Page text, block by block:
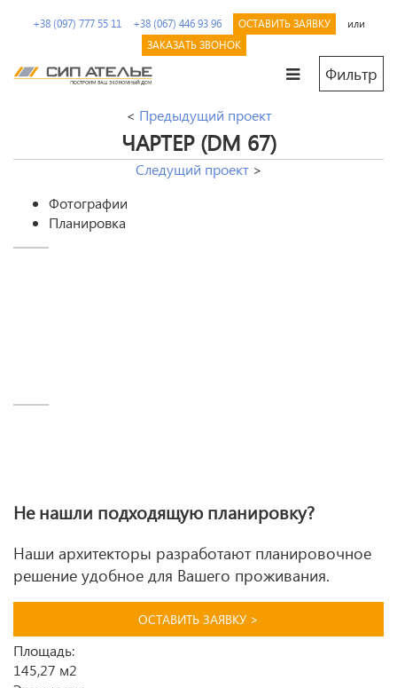
+38 (097) 777 55 11 +38 (067) 446 93 96 ОСТАВИТЬ ЗАЯВКУ
или
ЗАКАЗАТЬ ЗВОНОК
дома
производителя
Фильтр
< Предыдущий проект
ЧАРТЕР (DM 67)
Следущий проект >
Фотографии
Планировка
Не нашли подходящую планировку?
Наши архитекторы разработают планировочное
решение удобное для Вашего проживания.
ОСТАВИТЬ ЗАЯВКУ >
Площадь:
145,27 м2